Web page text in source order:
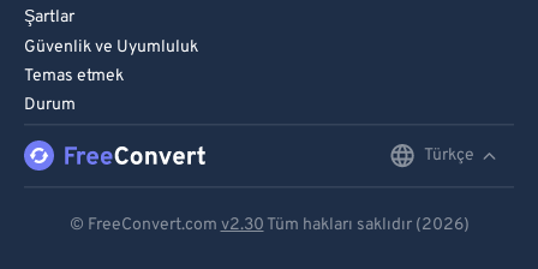
Şartlar
Güvenlik ve Uyumluluk
Temas etmek
Durum
Türkçe
© FreeConvert.com v2.30 Tüm hakları saklıdır (2026)